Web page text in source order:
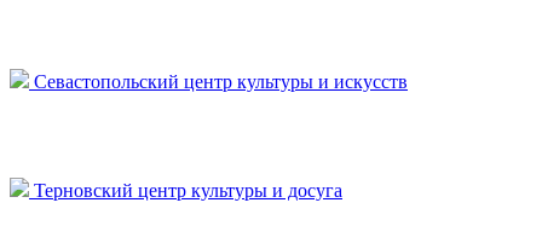
Севастопольский центр культуры и искусств
Терновский центр культуры и досуга